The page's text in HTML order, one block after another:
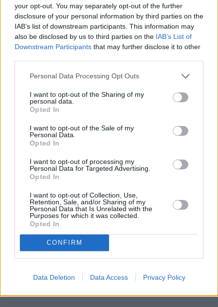
your opt-out. You may separately opt-out of the further
disclosure of your personal information by third parties on the
IAB’s list of downstream participants. This information may
also be disclosed by us to third parties on the IAB’s List of
Downstream Participants that may further disclose it to other
Personal Data Processing Opt Outs
I want to opt-out of the Sharing of my
personal data.
Opted In
I want to opt-out of the Sale of my
Personal Data.
Opted In
I want to opt-out of processing my
Personal Data for Targeted Advertising.
Opted In
I want to opt-out of Collection, Use,
Retention, Sale, and/or Sharing of my
Personal Data that Is Unrelated with the
Purposes for which it was collected.
Opted In
CONFIRM
Data Deletion Data Access Privacy Policy
Vybrané články
Prima sport - co nabídne v prvním
O webu parabola.cz •O souborech cookies•
Dovolená u moře•Bazény